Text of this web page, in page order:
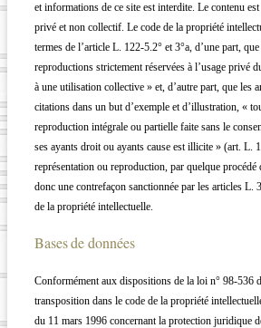
et informations de ce site est interdite. Le contenu
privé et non collectif. Le code de la propriété
termes de l’article L. 122-5.2° et 3°a, d’une part,
reproductions strictement réservées à l’usage privé
à une utilisation collective » et, d’autre part, que les
citations dans un but d’exemple et d’illustration, «
reproduction intégrale ou partielle faite sans le
ses ayants droit ou ayants cause est illicite » (art. L.
représentation ou reproduction, par quelque procédé
donc une contrefaçon sanctionnée par les articles L.
de la propriété intellectuelle.
Bases de données
Conformément aux dispositions de la loi n° 98-536
transposition dans le code de la propriété
du 11 mars 1996 concernant la protection juridique